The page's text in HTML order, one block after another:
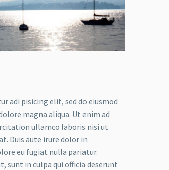
adi pisicing elit, sed do eiusmod
magna aliqua. Ut enim ad
ullamco laboris nisi ut
Duis aute irure dolor in
eu fugiat nulla pariatur.
sunt in culpa qui officia deserunt